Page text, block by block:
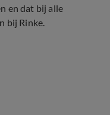
en dat bij alle
bij Rinke.